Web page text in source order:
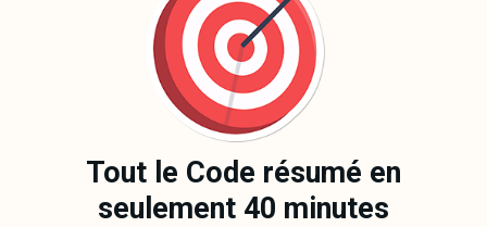
Tout le Code résumé en
seulement 40 minutes